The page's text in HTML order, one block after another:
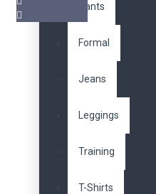
Pants
Formal
Jeans
Leggings
Training
T-Shirts
Benzer Ürünler
Liquid Lipstick